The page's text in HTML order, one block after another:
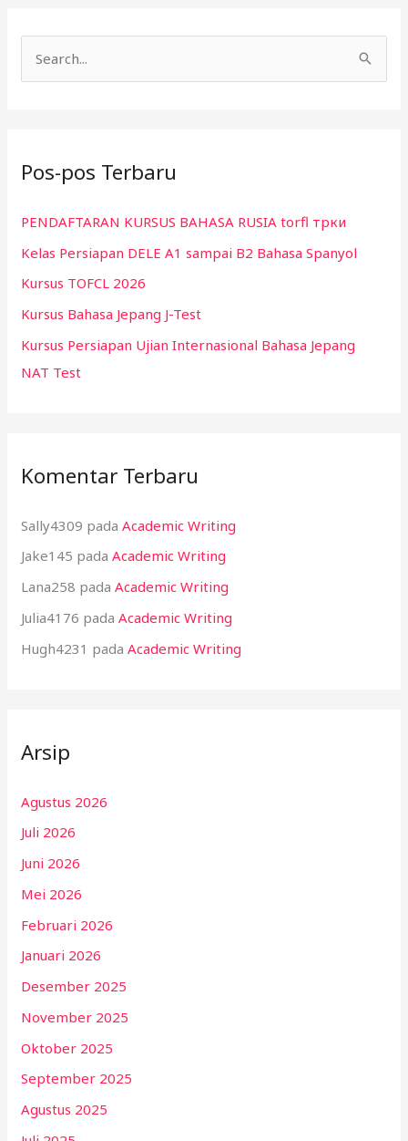
u
t
u
k
:
Pos-pos Terbaru
PENDAFTARAN KURSUS BAHASA RUSIA torfl трки
Kelas Persiapan DELE A1 sampai B2 Bahasa Spanyol
Kursus TOFCL 2026
Kursus Bahasa Jepang J-Test
Kursus Persiapan Ujian Internasional Bahasa Jepang
NAT Test
Komentar Terbaru
Sally4309 padaAcademic Writing
Jake145 padaAcademic Writing
Lana258 padaAcademic Writing
Julia4176 padaAcademic Writing
Hugh4231 padaAcademic Writing
Arsip
Agustus 2026
Juli 2026
Juni 2026
Mei 2026
Februari 2026
Januari 2026
Desember 2025
November 2025
Oktober 2025
September 2025
Agustus 2025